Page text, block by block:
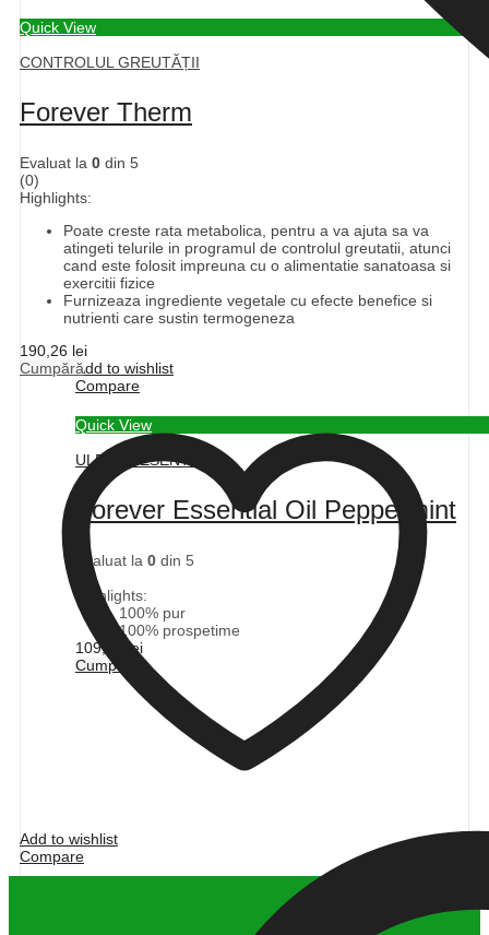
Add to wishlist
Compare
Quick View
ULEIURI ESENTIALE
Forever Essential Oil Peppermint
Evaluat la 0 din 5
Highlights:
100% pur
100% prospetime
109,04
lei
Cumpără
Quick View
CONTROLUL GREUTĂȚII
Forever Therm
Evaluat la 0 din 5
(0)
Highlights:
Poate creste rata metabolica, pentru a va ajuta sa va
atingeti telurile in programul de controlul greutatii, atunci
cand este folosit impreuna cu o alimentatie sanatoasa si
exercitii fizice
Furnizeaza ingrediente vegetale cu efecte benefice si
nutrienti care sustin termogeneza
190,26 lei
Cumpără
Add to wishlist
Compare